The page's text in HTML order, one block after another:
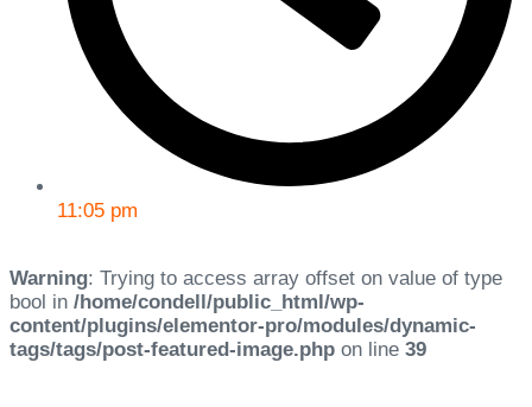
11:05 pm
Warning: Trying to access array offset on value of type
bool in /home/condell/public_html/wp-
content/plugins/elementor-pro/modules/dynamic-
tags/tags/post-featured-image.php on line 39